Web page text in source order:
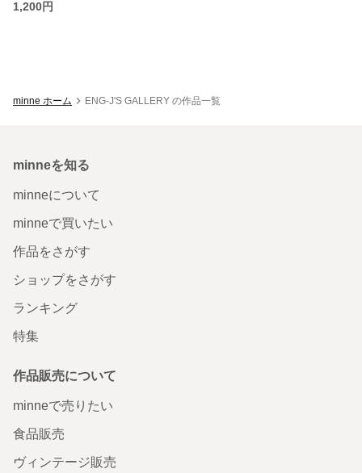
1,200円
minne ホーム ENG-J'S GALLERY の作品一覧
minneを知る
minneについて
minneで買いたい
作品をさがす
ショップをさがす
ランキング
特集
作品販売について
minneで売りたい
食品販売
ヴィンテージ販売